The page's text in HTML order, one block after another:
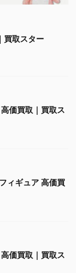
買取スター
価買取｜買取ス
ィギュア 高価買
価買取｜買取ス